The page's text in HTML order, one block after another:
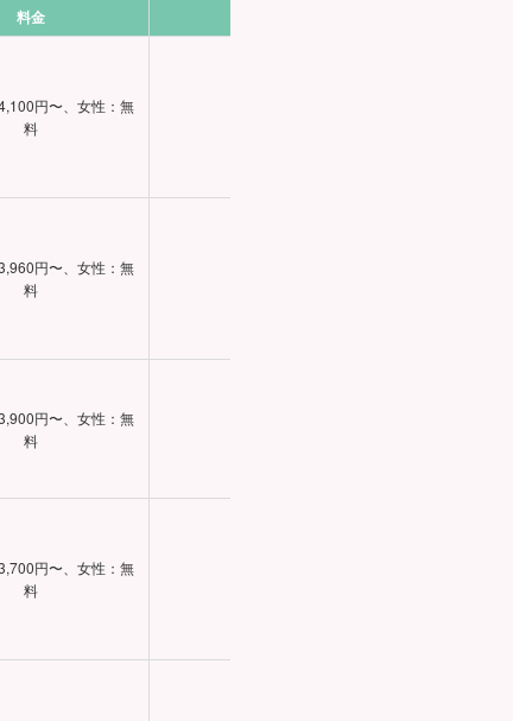
料金
円〜、女性：無
料
円〜、女性：無
料
円〜、女性：無
料
円〜、女性：無
料